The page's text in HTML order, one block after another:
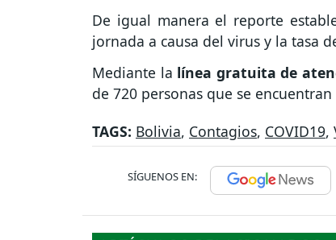
De igual manera el reporte
jornada a causa del virus y la tasa
Mediante la línea gratuita de
de 720 personas que se
TAGS: Bolivia, Contagios, COVID19,
SÍGUENOS EN: